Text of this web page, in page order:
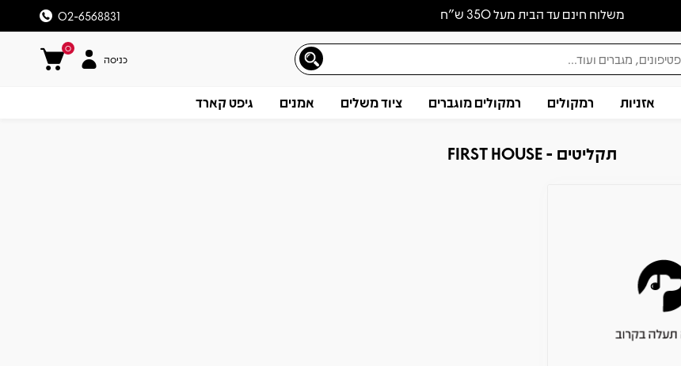
משלוח חינם עד הבית מעל 350 ש״ח 02-6568831
0
כניסה
אזניות רמקולים רמקולים מוגברים ציוד משלים אמנים גיפט קארד
תקליטים - FIRST HOUSE